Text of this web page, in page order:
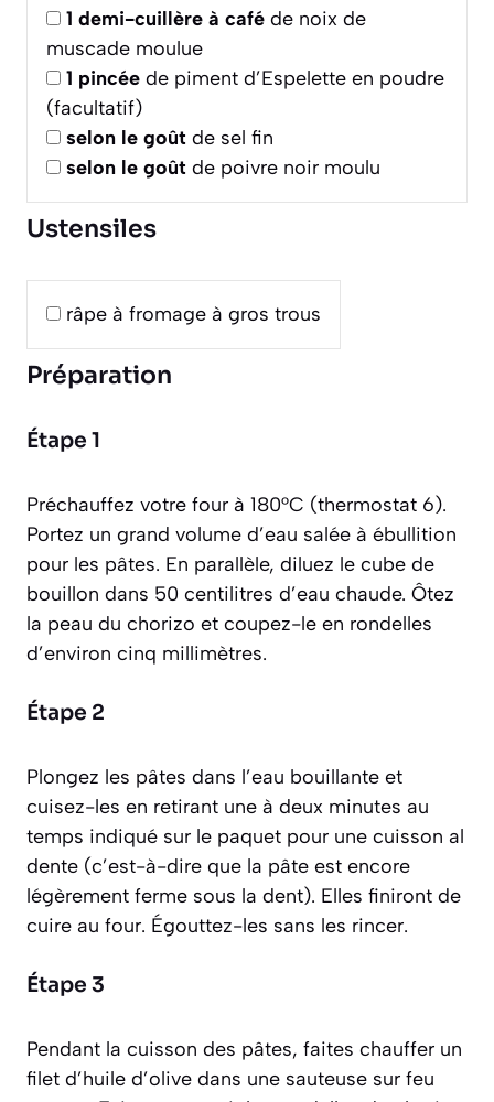
1 demi-cuillère à café de noix de
muscade moulue
1 pincée de piment d’Espelette en poudre
(facultatif)
selon le goût de sel fin
selon le goût de poivre noir moulu
Ustensiles
râpe à fromage à gros trous
Préparation
Étape 1
Préchauffez votre four à 180°C (thermostat 6).
Portez un grand volume d’eau salée à ébullition
pour les pâtes. En parallèle, diluez le cube de
bouillon dans 50 centilitres d’eau chaude. Ôtez
la peau du chorizo et coupez-le en rondelles
d’environ cinq millimètres.
Étape 2
Plongez les pâtes dans l’eau bouillante et
cuisez-les en retirant une à deux minutes au
temps indiqué sur le paquet pour une cuisson al
dente (c’est-à-dire que la pâte est encore
légèrement ferme sous la dent). Elles finiront de
cuire au four. Égouttez-les sans les rincer.
Étape 3
Pendant la cuisson des pâtes, faites chauffer un
filet d’huile d’olive dans une sauteuse sur feu